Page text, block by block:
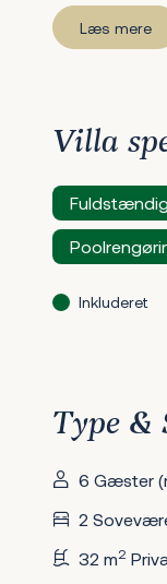
Læs mere
Villa
Inkluderet
Type &
6 Gæster
2
32 m2